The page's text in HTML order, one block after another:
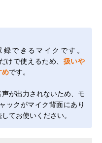
できるマイクです。
けで使えるため、 扱いや
めです。
が出力されないため、モ
ックがマイク背面にあり
てお使いください。